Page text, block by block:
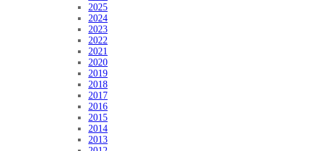
2025
2024
2023
2022
2021
2020
2019
2018
2017
2016
2015
2014
2013